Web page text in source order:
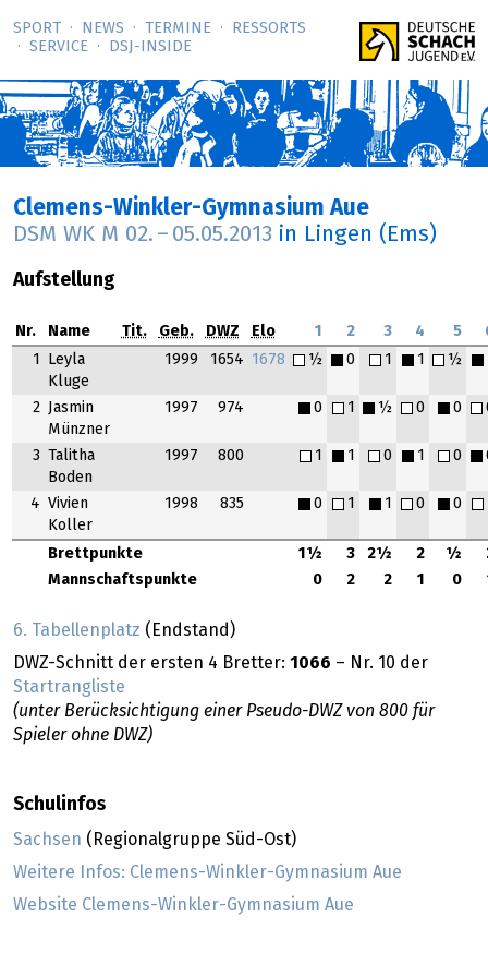
SPORT NEWS TERMINE
RESSORTS
SERVICE
DSJ-­INSIDE
Clemens-Winkler-Gymnasium Aue
DSM WK M 02. – 05.05.2013 in Lingen (Ems)
Aufstellung
Nr. Name Tit. Geb. DWZ Elo 1 2 3 4 5
Brettpunkte 1½ 3 2½ 2 ½
Mannschaftspunkte
0 2 2 1 0
1
Leyla
Kluge
1999 1654 1678 ½ 0 1 1 ½
2
Jasmin
Münzner
1997 974 0 1 ½ 0 0
3
Talitha
Boden
1997 800 1 1 0 1 0
4 Vivien
Koller
1998 835 0 1 1 0 0
6. Tabellenplatz (Endstand)
DWZ-Schnitt der ersten 4 Bretter: 1066 – Nr. 10 der
Startrangliste
(unter Berücksichtigung einer Pseudo-DWZ von 800 für
Spieler ohne DWZ)
Schulinfos
Sachsen (Regionalgruppe Süd-Ost)
Weitere Infos: Clemens-Winkler-Gymnasium Aue
Website Clemens-Winkler-Gymnasium Aue